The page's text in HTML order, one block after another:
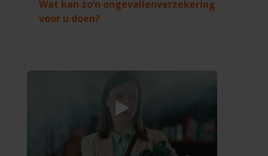
Wat kan zo’n ongevallenverzekering
voor u doen?